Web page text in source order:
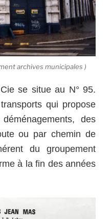
archives municipales )
se situe au N° 95.
qui propose
des
ou par chemin de
du groupement
à la fin des années